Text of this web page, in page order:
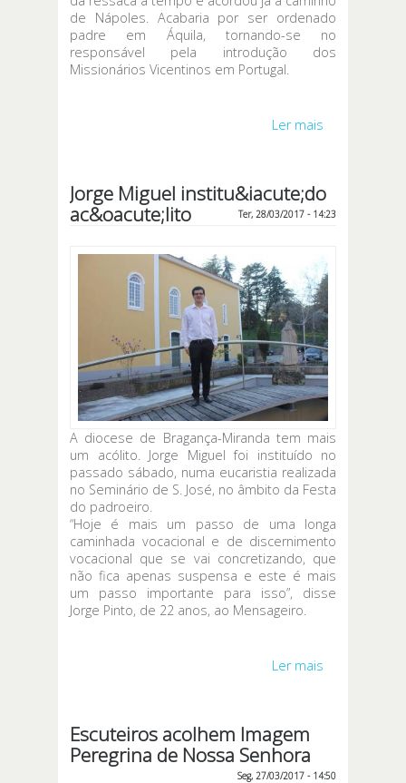
de Nápoles. Acabaria por ser ordenado
padre em Áquila, tornando-se no
responsável pela introdução dos
Missionários Vicentinos em Portugal.
Ler mais
Padres
Vicentinos
Jorge Miguel institu&iacute;do
ac&oacute;lito
Ter, 28/03/2017 - 14:23
A diocese de Bragança-Miranda tem mais
um acólito. Jorge Miguel foi instituído no
passado sábado, numa eucaristia realizada
no Seminário de S. José, no âmbito da Festa
do padroeiro.
“Hoje é mais um passo de uma longa
caminhada vocacional e de discernimento
vocacional que se vai concretizando, que
não fica apenas suspensa e este é mais
um passo importante para isso”, disse
Jorge Pinto, de 22 anos, ao Mensageiro.
Ler mais
Escuteiros acolhem Imagem
Peregrina de Nossa Senhora
Seg, 27/03/2017 - 14:50